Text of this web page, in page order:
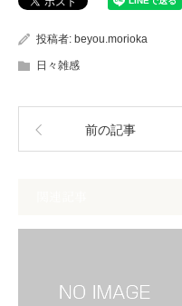
投稿者: beyou.morioka
日々雑感
前の記事